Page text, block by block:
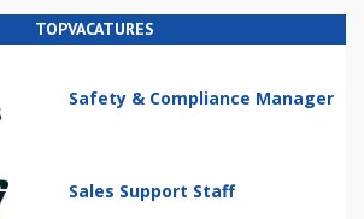
TOPVACATURES
Safety & Compliance Manager
Sales Support Staff